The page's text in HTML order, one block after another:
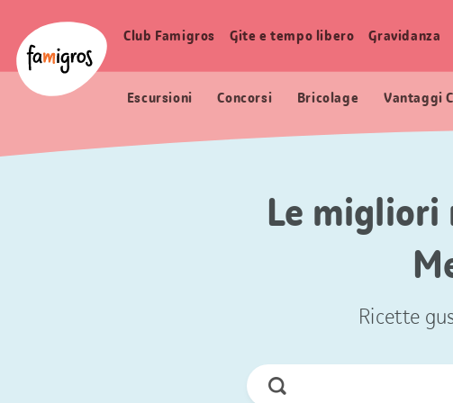
segnalibri
Logo
Navigazione
Club Famigros Gite e tempo libero Gravidanza
Escursioni Concorsi Bricolage Vantaggi
Le
Ricette
Cerca